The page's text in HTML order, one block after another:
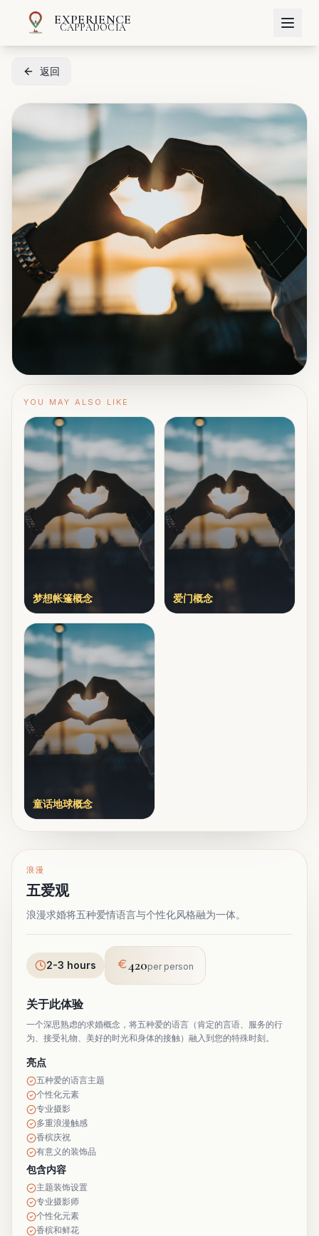
EXPERIENCE
CAPPADOCIA
返回
YOU MAY ALSO LIKE
梦想帐篷概念 爱门概念
童话地球概念
浪漫
五爱观
浪漫求婚将五种爱情语言与个性化风格融为一体。
2-3 hours 420per person
关于此体验
一个深思熟虑的求婚概念，将五种爱的语言（肯定的言语、服务的行
为、接受礼物、美好的时光和身体的接触）融入到您的特殊时刻。
亮点
五种爱的语言主题
个性化元素
专业摄影
多重浪漫触感
香槟庆祝
有意义的装饰品
包含内容
主题装饰设置
专业摄影师
个性化元素
香槟和鲜花